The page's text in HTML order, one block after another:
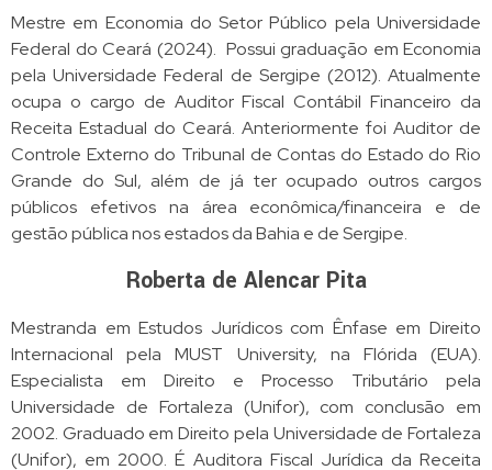
Mestre em Economia do Setor Público pela Universidade
Federal do Ceará (2024). Possui graduação em Economia
pela Universidade Federal de Sergipe (2012). Atualmente
ocupa o cargo de Auditor Fiscal Contábil Financeiro da
Receita Estadual do Ceará. Anteriormente foi Auditor de
Controle Externo do Tribunal de Contas do Estado do Rio
Grande do Sul, além de já ter ocupado outros cargos
públicos efetivos na área econômica/financeira e de
gestão pública nos estados da Bahia e de Sergipe.
Roberta de Alencar Pita
Mestranda em Estudos Jurídicos com Ênfase em Direito
Internacional pela MUST University, na Flórida (EUA).
Especialista em Direito e Processo Tributário pela
Universidade de Fortaleza (Unifor), com conclusão em
2002. Graduado em Direito pela Universidade de Fortaleza
(Unifor), em 2000.É Auditora Fiscal Jurídica da Receita